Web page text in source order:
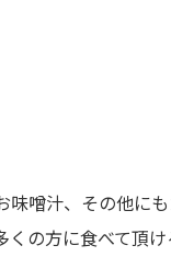
味噌汁、その他に
の方に食べて頂